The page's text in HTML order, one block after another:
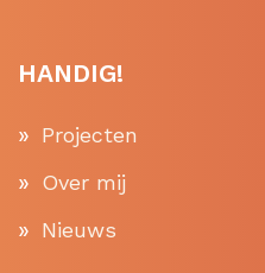
HANDIG!
Projecten
Over mij
Nieuws